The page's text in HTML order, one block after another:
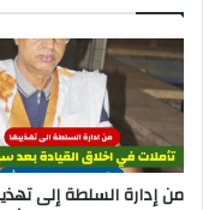
من إدارة السلطة إلى